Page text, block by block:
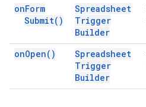
onForm
Submit( )
Spreadsheet
Trigger
Builder
onOpen( )
Spreadsheet
Trigger
Builder